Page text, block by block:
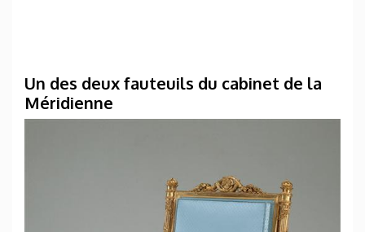
Un des deux fauteuils du cabinet de la
Méridienne